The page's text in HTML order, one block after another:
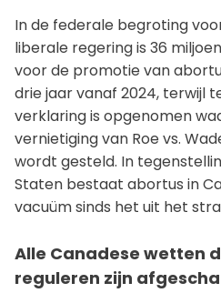
In de federale begroting
liberale regering is 36
voor de promotie van
drie jaar vanaf 2024, terwijl
verklaring is opgenomen
vernietiging van Roe vs.
wordt gesteld. In
Staten bestaat abortus in
vacuüm sinds het uit het
Alle Canadese wetten
reguleren zijn